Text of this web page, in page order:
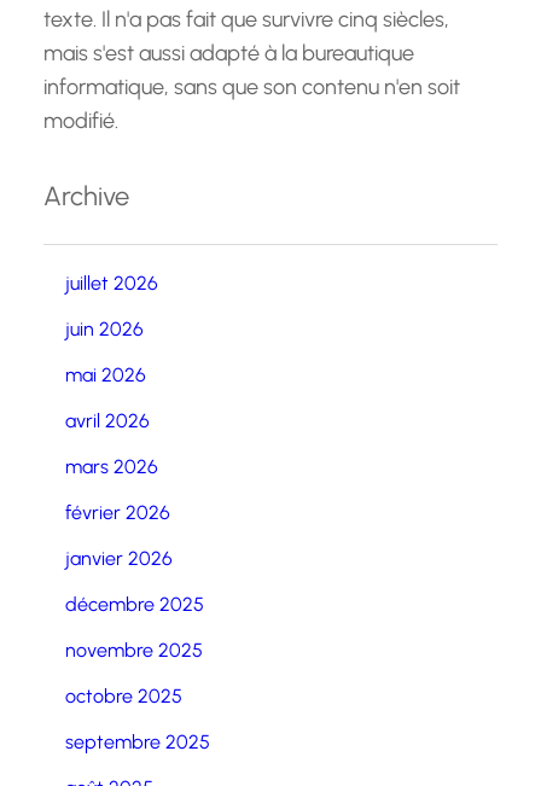
texte. Il n'a pas fait que survivre cinq siècles,
mais s'est aussi adapté à la bureautique
informatique, sans que son contenu n'en soit
modifié.
Archive
juillet 2026
juin 2026
mai 2026
avril 2026
mars 2026
février 2026
janvier 2026
décembre 2025
novembre 2025
octobre 2025
septembre 2025